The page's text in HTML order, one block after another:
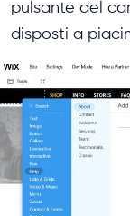
pulsante del
disposti a